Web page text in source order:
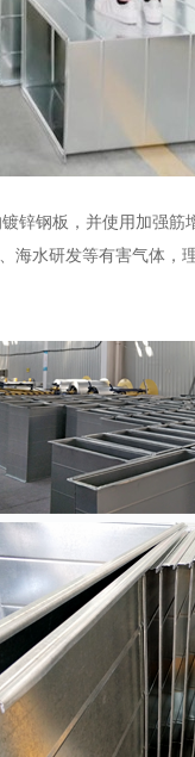
锌钢板，并使用加强
海水研发等有害气体，